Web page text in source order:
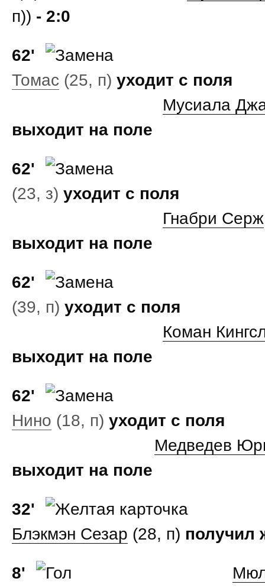
п)) - 2:0
62'
Томас (25, п) уходит с поля
Мусиала
выходит на поле
62'
(23, з) уходит с поля
Гнабри Серж
выходит на поле
62'
(39, п) уходит с поля
Коман
выходит на поле
62'
Нино (18, п) уходит с поля
Медведев
выходит на поле
32'
Блэкмэн Сезар (28, п) получил
8'